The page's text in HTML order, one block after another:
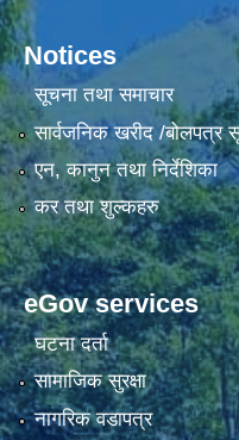
Notices
सूचना तथा समाचार
सार्वजनिक खरीद /बोलपत्र
एन, कानुन तथा निर्देशिका
कर तथा शुल्कहरु
eGov services
घटना दर्ता
सामाजिक सुरक्षा
नागरिक वडापत्र